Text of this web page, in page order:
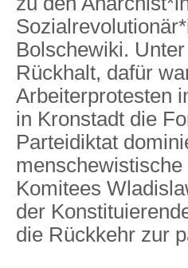
Bolschewiki.
Rückhalt, dafür
Arbeiterprotesten
in Kronstadt die
Parteidiktat
Komitees
der
die Rückkehr zur